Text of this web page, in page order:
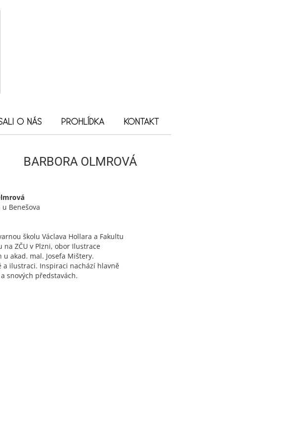
O NÁS PROHLÍDKA KONTAKT
BARBORA OLMROVÁ
Benešova
školu Václava Hollara a Fakultu
na ZČU v Plzni, obor Ilustrace
u akad. mal. Josefa Mištery.
a ilustraci. Inspiraci nachází hlavně
snových představách.